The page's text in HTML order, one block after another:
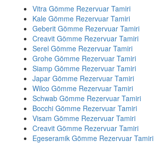
Vitra Gömme Rezervuar Tamiri
Kale Gömme Rezervuar Tamiri
Geberit Gömme Rezervuar Tamiri
Creavit Gömme Rezervuar Tamiri
Serel Gömme Rezervuar Tamiri
Grohe Gömme Rezervuar Tamiri
Siamp Gömme Rezervuar Tamiri
Japar Gömme Rezervuar Tamiri
Wilco Gömme Rezervuar Tamiri
Schwab Gömme Rezervuar Tamiri
Bocchi Gömme Rezervuar Tamiri
Visam Gömme Rezervuar Tamiri
Creavit Gömme Rezervuar Tamiri
Egeseramik Gömme Rezervuar Tamiri